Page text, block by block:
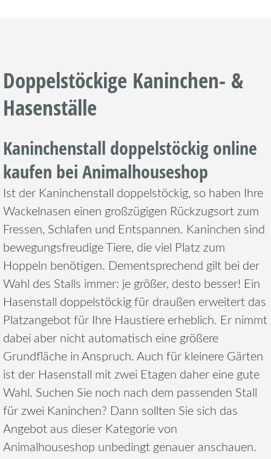
Doppelstöckige Kaninchen- &
Hasenställe
Kaninchenstall doppelstöckig online
kaufen bei Animalhouseshop
Ist der Kaninchenstall doppelstöckig, so haben Ihre
Wackelnasen einen großzügigen Rückzugsort zum
Fressen, Schlafen und Entspannen. Kaninchen sind
bewegungsfreudige Tiere, die viel Platz zum
Hoppeln benötigen. Dementsprechend gilt bei der
Wahl des Stalls immer: je größer, desto besser! Ein
Hasenstall doppelstöckig für draußen erweitert das
Platzangebot für Ihre Haustiere erheblich. Er nimmt
dabei aber nicht automatisch eine größere
Grundfläche in Anspruch. Auch für kleinere Gärten
ist der Hasenstall mit zwei Etagen daher eine gute
Wahl. Suchen Sie noch nach dem passenden Stall
für zwei Kaninchen? Dann sollten Sie sich das
Angebot aus dieser Kategorie von
Animalhouseshop unbedingt genauer anschauen.